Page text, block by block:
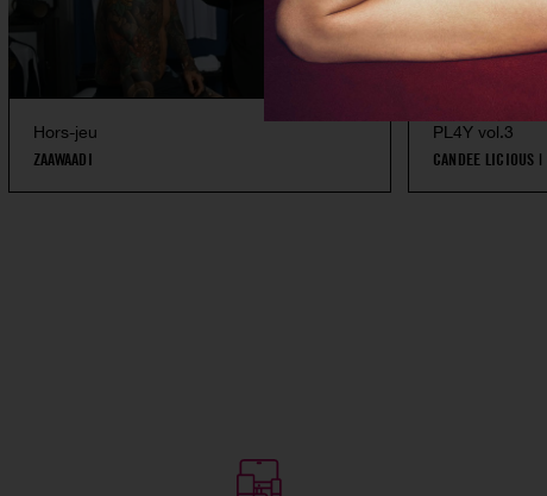
Hors-jeu
ZAAWAADI
PL4Y vol.3
CANDEE LICIOUS |